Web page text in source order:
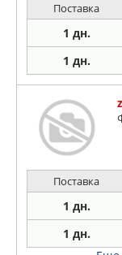
Поставка
1 дн.
1 дн.
Поставка
1 дн.
1 дн.